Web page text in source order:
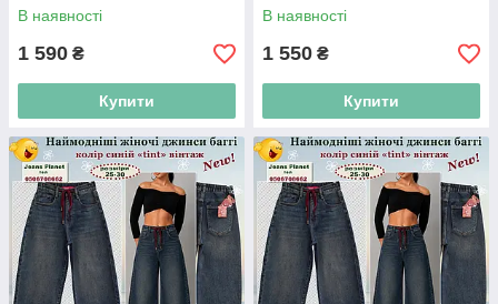
В наявності
1 590 ₴
Купити
В наявності
1 550 ₴
Купити